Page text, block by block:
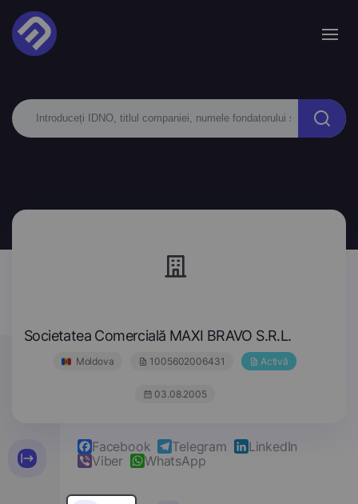
Societatea Comercială MAXI BRAVO S.R.L.
Moldova 1005602006431 Activă
03.08.2005
Facebook Telegram
LinkedIn
Viber
WhatsApp